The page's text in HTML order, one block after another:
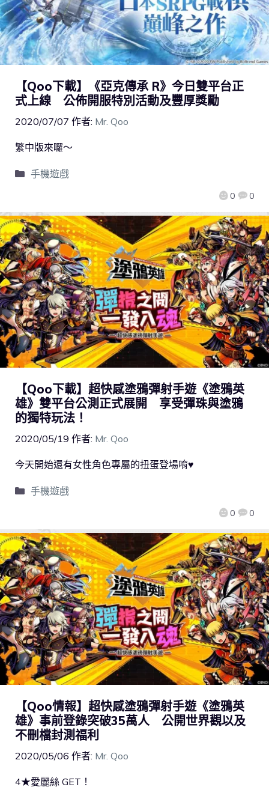
【Qoo下載】《亞克傳承 R》今日雙平台正
式上線 公佈開服特別活動及豐厚獎勵
2020/07/07 作者: Mr. Qoo
0 0
繁中版來囉～
手機遊戲
【Qoo下載】超快感塗鴉彈射手遊《塗鴉英
雄》雙平台公測正式展開 享受彈珠與塗鴉
的獨特玩法！
2020/05/19 作者: Mr. Qoo
0 0
今天開始還有女性角色專屬的扭蛋登場唷♥
手機遊戲
【Qoo情報】超快感塗鴉彈射手遊《塗鴉英
雄》事前登錄突破35萬人 公開世界觀以及
不刪檔封測福利
2020/05/06 作者: Mr. Qoo
4★愛麗絲 GET！